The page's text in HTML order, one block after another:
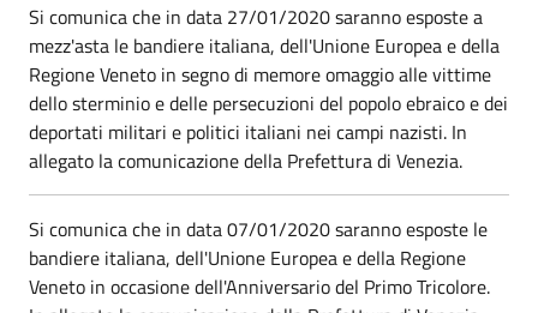
Si comunica che in data 27/01/2020 saranno esposte a
mezz'asta le bandiere italiana, dell'Unione Europea e della
Regione Veneto in segno di memore omaggio alle vittime
dello sterminio e delle persecuzioni del popolo ebraico e dei
deportati militari e politici italiani nei campi nazisti. In
allegato la comunicazione della Prefettura di Venezia.
Si comunica che in data 07/01/2020 saranno esposte le
bandiere italiana, dell'Unione Europea e della Regione
Veneto in occasione dell'Anniversario del Primo Tricolore.